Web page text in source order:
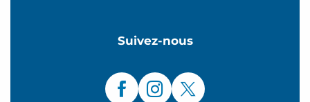
Suivez-nous